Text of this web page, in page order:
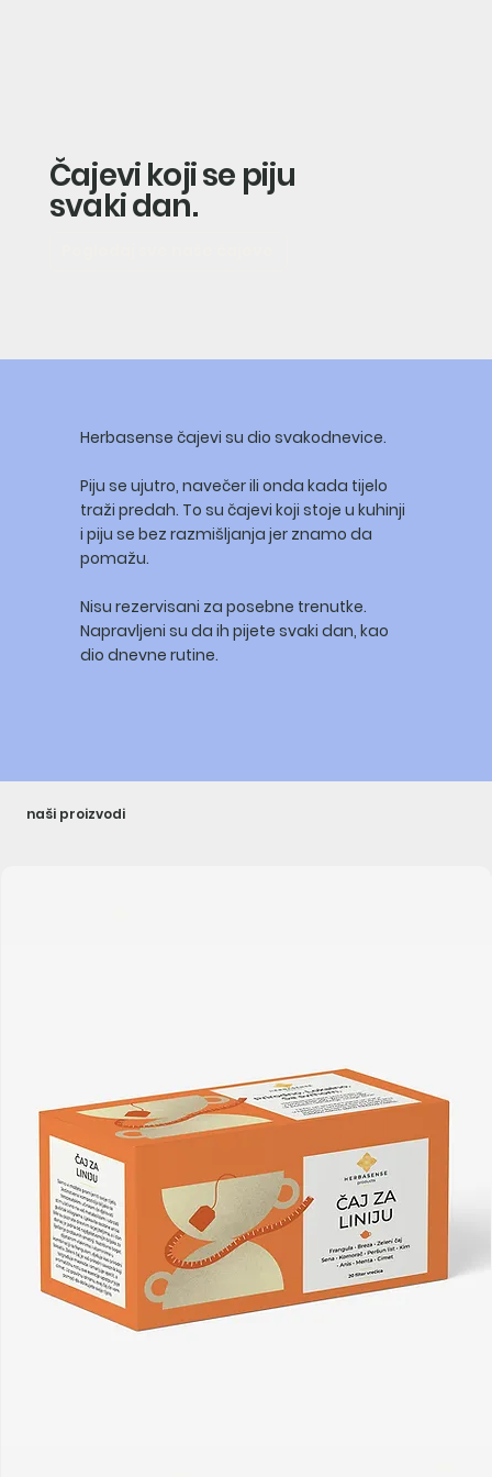
Čajevi koji se piju
svaki dan.
Herbasense čajevi su dio svakodnevice.
Piju se ujutro, navečer ili onda kada tijelo
traži predah. To su čajevi koji stoje u kuhinji
i piju se bez razmišljanja jer znamo da
pomažu.
Nisu rezervisani za posebne trenutke.
Napravljeni su da ih pijete svaki dan, kao
dio dnevne rutine.
naši proizvodi